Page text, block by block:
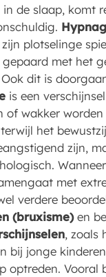
de slaap, komt
plotselinge
met het
dit is
is een
of wakker
het
zijn,
met
verdere
(bruxisme)en
, zoals
bij jonge
optreden. Vooral